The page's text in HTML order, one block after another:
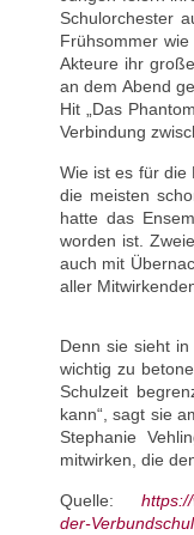
Schulorchester
Frühsommer
Akteure ihr
an dem Abend
Hit „Das
Verbindung
Wie ist es für die
die meisten
hatte das
worden ist.
auch mit
aller
Denn sie sieht
wichtig zu
Schulzeit
kann“, sagt sie
Stephanie
mitwirken, die
Quelle:
der-